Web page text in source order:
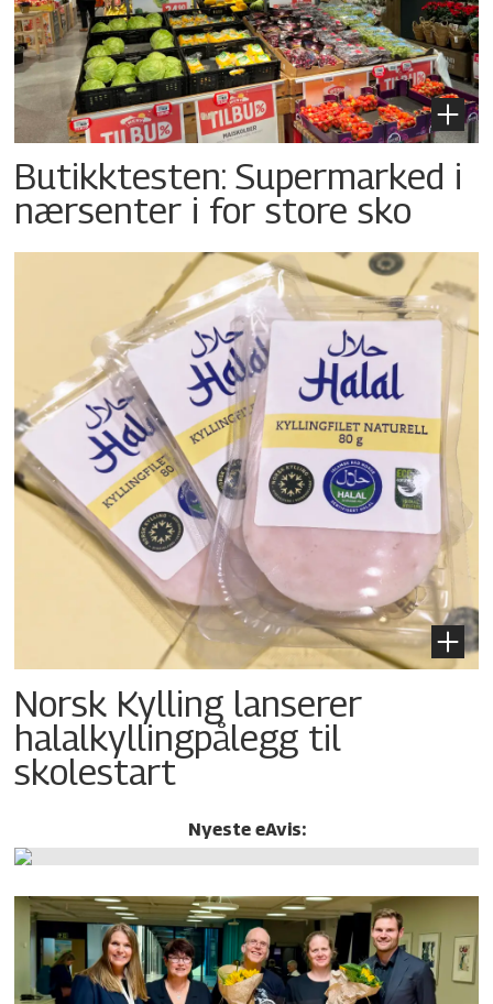
Butikktesten: Supermarked i
nærsenter i for store sko
Norsk Kylling lanserer
halalkylling­pålegg til
skolestart
Nyeste eAvis: